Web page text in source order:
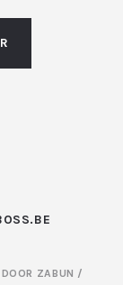
ZABUN /